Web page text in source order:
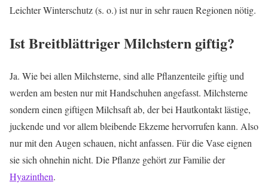
Leichter Winterschutz (s. o.) ist nur in sehr rauen Regionen nötig.
Ist Breitblättriger Milchstern giftig?
Ja. Wie bei allen Milchsterne, sind alle Pflanzenteile giftig und
werden am besten nur mit Handschuhen angefasst. Milchsterne
sondern einen giftigen Milchsaft ab, der bei Hautkontakt lästige,
juckende und vor allem bleibende Ekzeme hervorrufen kann. Also
nur mit den Augen schauen, nicht anfassen. Für die Vase eignen
sie sich ohnehin nicht. Die Pflanze gehört zur Familie der
Hyazinthen.